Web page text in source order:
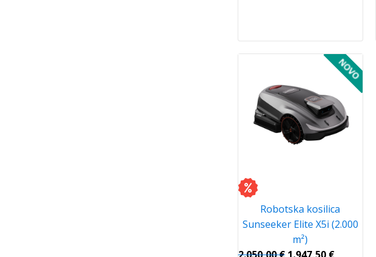
Robotska kosilica
Sunseeker Elite X5i (2.000
m²)